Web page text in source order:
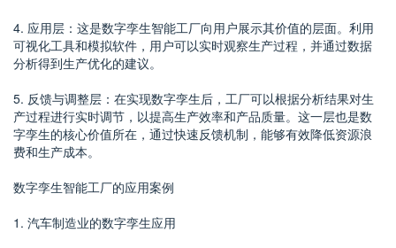
4. 应用层：这是数字孪生智能工厂向用户展示其价值的层面。利用
可视化工具和模拟软件，用户可以实时观察生产过程，并通过数据
分析得到生产优化的建议。
5. 反馈与调整层：在实现数字孪生后，工厂可以根据分析结果对生
产过程进行实时调节，以提高生产效率和产品质量。这一层也是数
字孪生的核心价值所在，通过快速反馈机制，能够有效降低资源浪
费和生产成本。
数字孪生智能工厂的应用案例
1. 汽车制造业的数字孪生应用